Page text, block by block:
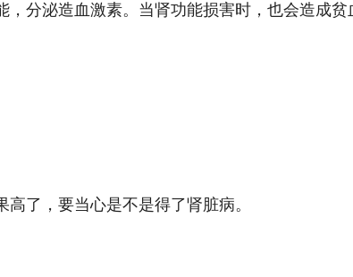
分泌造血激素。当肾功能损害时，也会造成贫
了，要当心是不是得了肾脏病。